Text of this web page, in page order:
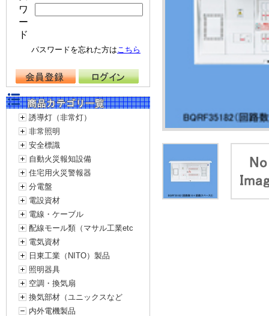
ワ
ー
ド
パスワードを忘れた方はこちら
誘導灯（非常灯）
非常照明
安全標識
自動火災報知設備
住宅用火災警報器
分電盤
電設資材
電線・ケーブル
配線モール類（マサル工業etc
電気資材
日東工業（NITO）製品
照明器具
空調・換気扇
換気部材（ユニックスなど
内外電機製品